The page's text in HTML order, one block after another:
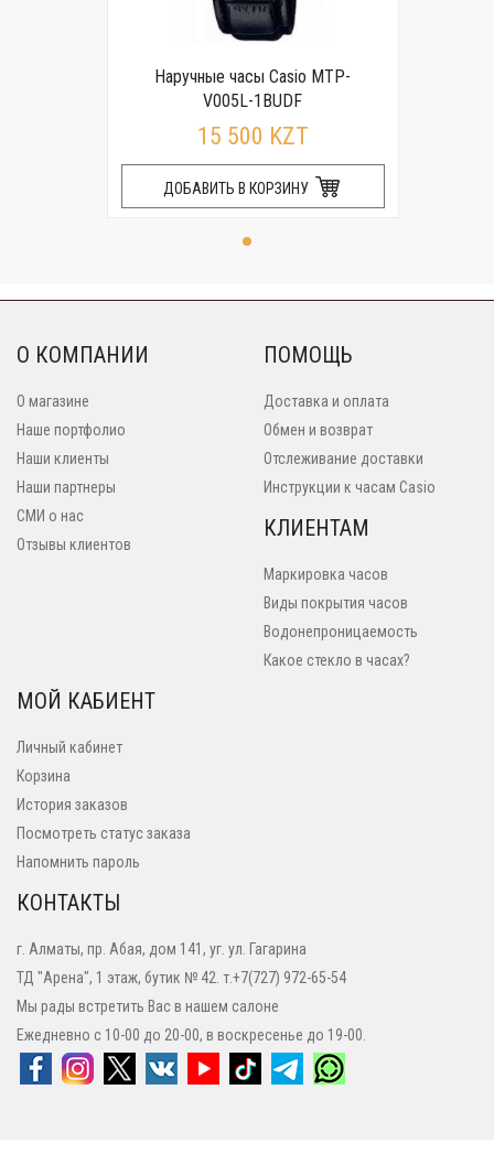
Наручные часы Casio MTP-
V005L-1BUDF
15 500 KZT
ДОБАВИТЬ В КОРЗИНУ
О КОМПАНИИ
О магазине
Наше портфолио
Наши клиенты
Наши партнеры
СМИ о нас
Отзывы клиентов
ПОМОЩЬ
Доставка и оплата
Обмен и возврат
Отслеживание доставки
Инструкции к часам Casio
КЛИЕНТАМ
Маркировка часов
Виды покрытия часов
Водонепроницаемость
Какое стекло в часах?
МОЙ КАБИЕНТ
Личный кабинет
Корзина
История заказов
Посмотреть статус заказа
Напомнить пароль
КОНТАКТЫ
г. Алматы, пр. Абая, дом 141, уг. ул. Гагарина
ТД "Арена", 1 этаж, бутик № 42. т.+7(727) 972-65-54
Мы рады встретить Вас в нашем салоне
Ежедневно с 10-00 до 20-00, в воскресенье до 19-00.